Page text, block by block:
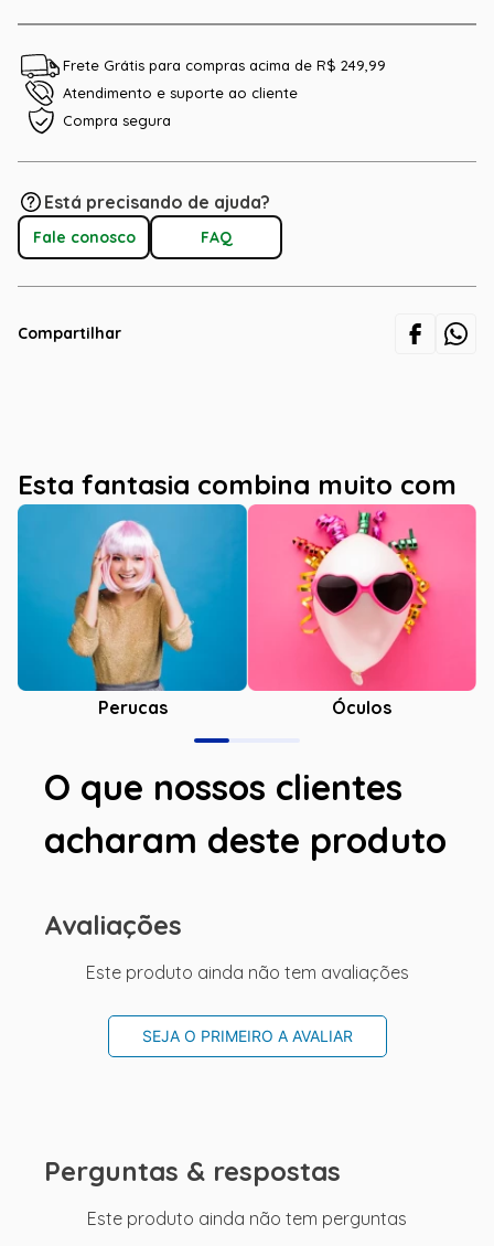
Frete Grátis para compras acima de R$ 249,99
Atendimento e suporte ao cliente
Compra segura
Está precisando de ajuda?
Fale conosco FAQ
Compartilhar
Esta fantasia combina muito com
Perucas Óculos
O que nossos clientes
acharam deste produto
Avaliações
Este produto ainda não tem avaliações
SEJA O PRIMEIRO A AVALIAR
Perguntas & respostas
Este produto ainda não tem perguntas